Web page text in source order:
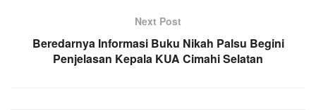
Next Post
Beredarnya Informasi Buku Nikah Palsu Begini
Penjelasan Kepala KUA Cimahi Selatan